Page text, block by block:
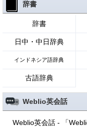
辞書
辞書
日中・中日辞典
インドネシア語辞典
古語辞典
Weblio英会話
Weblio英会話 - 「